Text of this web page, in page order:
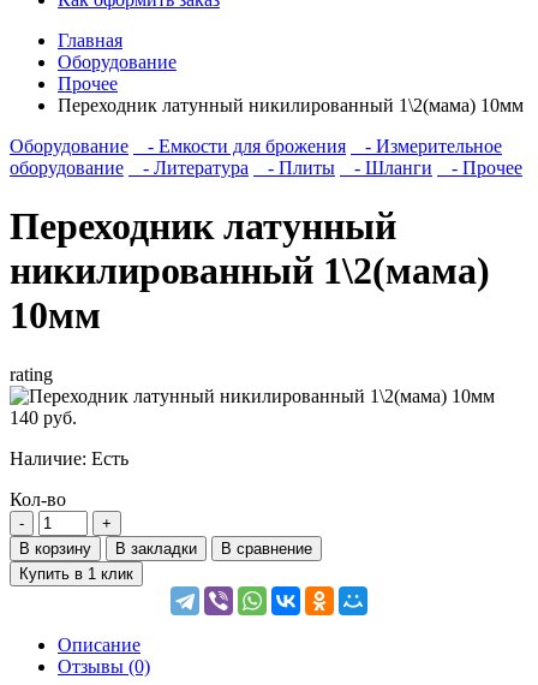
Главная
Оборудование
Прочее
Переходник латунный никилированный 1\2(мама) 10мм
Оборудование
- Емкости для брожения
- Измерительное
оборудование
- Литература - Плиты - Шланги - Прочее
Переходник латунный
никилированный 1\2(мама)
10мм
rating
140 руб.
Наличие: Есть
Кол-во
В корзину В закладки
В сравнение
Купить в 1 клик
Описание
Отзывы (0)